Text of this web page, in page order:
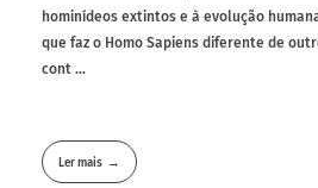
hominídeos extintos e à evolução
que faz o Homo Sapiens diferente de
cont ...
Ler mais